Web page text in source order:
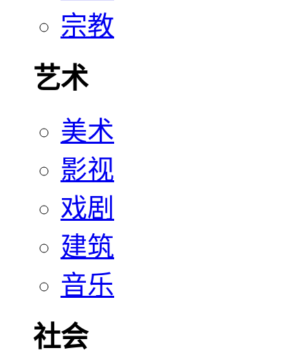
宗教
艺术
美术
影视
戏剧
建筑
音乐
社会